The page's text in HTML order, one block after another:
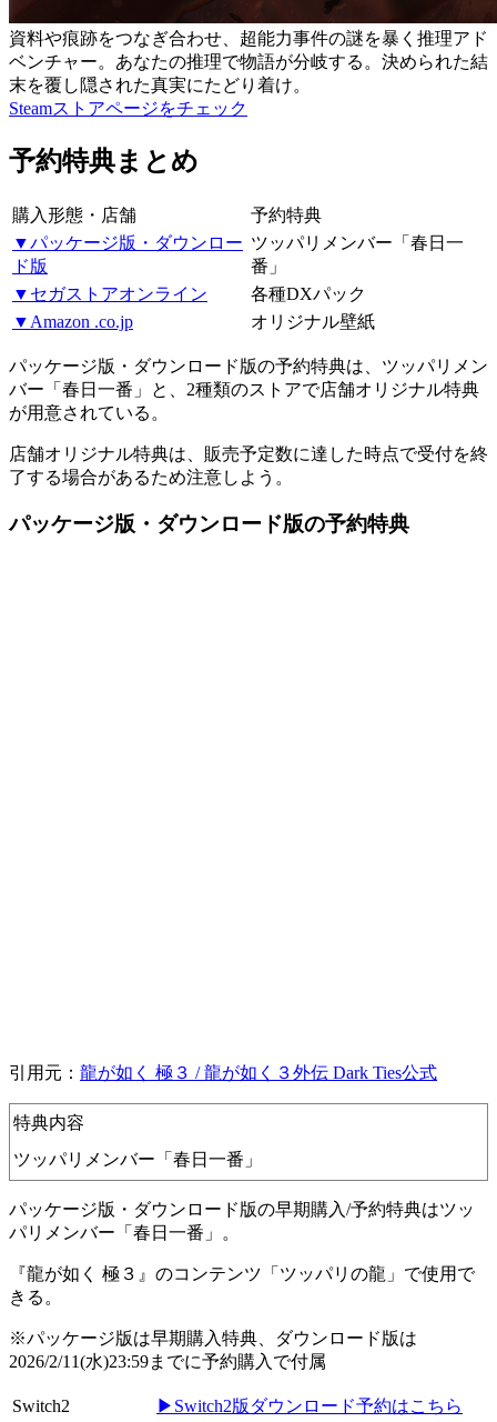
資料や痕跡をつなぎ合わせ、超能力事件の謎を暴く推理アド
ベンチャー。あなたの推理で物語が分岐する。決められた結
末を覆し隠された真実にたどり着け。
Steamストアページをチェック
予約特典まとめ
購入形態・店舗
予約特典
▼パッケージ版・ダウンロー
ド版
ツッパリメンバー「春日一
番」
▼セガストアオンライン
各種DXパック
▼Amazon .co.jp
オリジナル壁紙
パッケージ版・ダウンロード版の予約特典は、ツッパリメン
バー「春日一番」と、2種類のストアで店舗オリジナル特典
が用意されている。
店舗オリジナル特典は、販売予定数に達した時点で受付を終
了する場合があるため注意しよう。
パッケージ版・ダウンロード版の予約特典
引用元： 龍が如く 極３ / 龍が如く３外伝 Dark Ties公式
特典内容​
ツッパリメンバー「春日一番」
パッケージ版・ダウンロード版の早期購入/予約特典はツッ
パリメンバー「春日一番」。
『龍が如く 極３』のコンテンツ「ツッパリの龍」で使用で
きる。
※パッケージ版は早期購入特典、ダウンロード版は
2026/2/11(水)23:59までに予約購入で付属
Switch2 ▶Switch2版ダウンロード予約はこちら